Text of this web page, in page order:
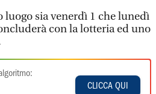
sia venerdì 1 che lunedì
con la lotteria ed uno
CLICCA QUI